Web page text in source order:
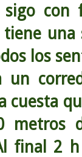
una
los
metros
final 2